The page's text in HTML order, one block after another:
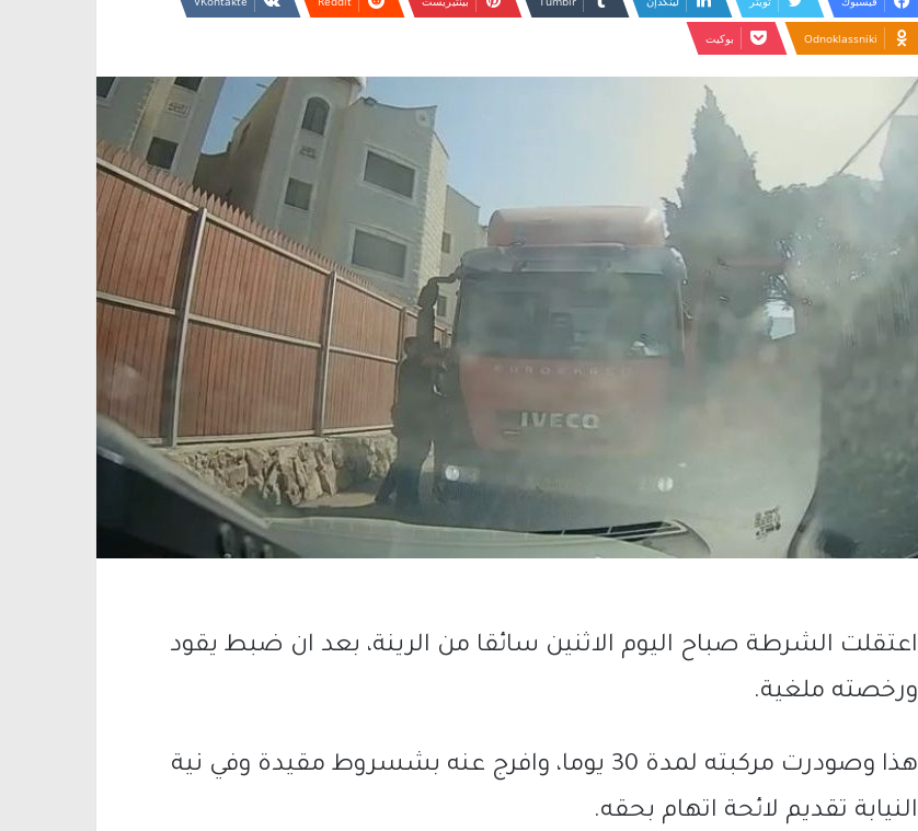
Odnoklassniki بوكيت
اعتقلت الشرطة صباح اليوم الاثنين سائقا من الرينة، بعد ان ضبط يقود
ورخصته ملغية.
هذا وصودرت مركبته لمدة 30 يوما، وافرج عنه بشسروط مقيدة وفي نية
النيابة تقديم لائحة اتهام بحقه.